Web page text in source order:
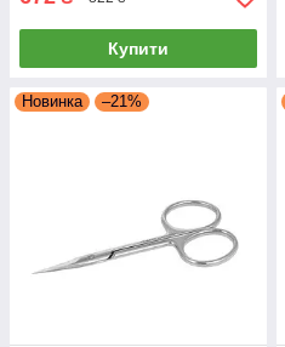
Купити
Новинка –21%